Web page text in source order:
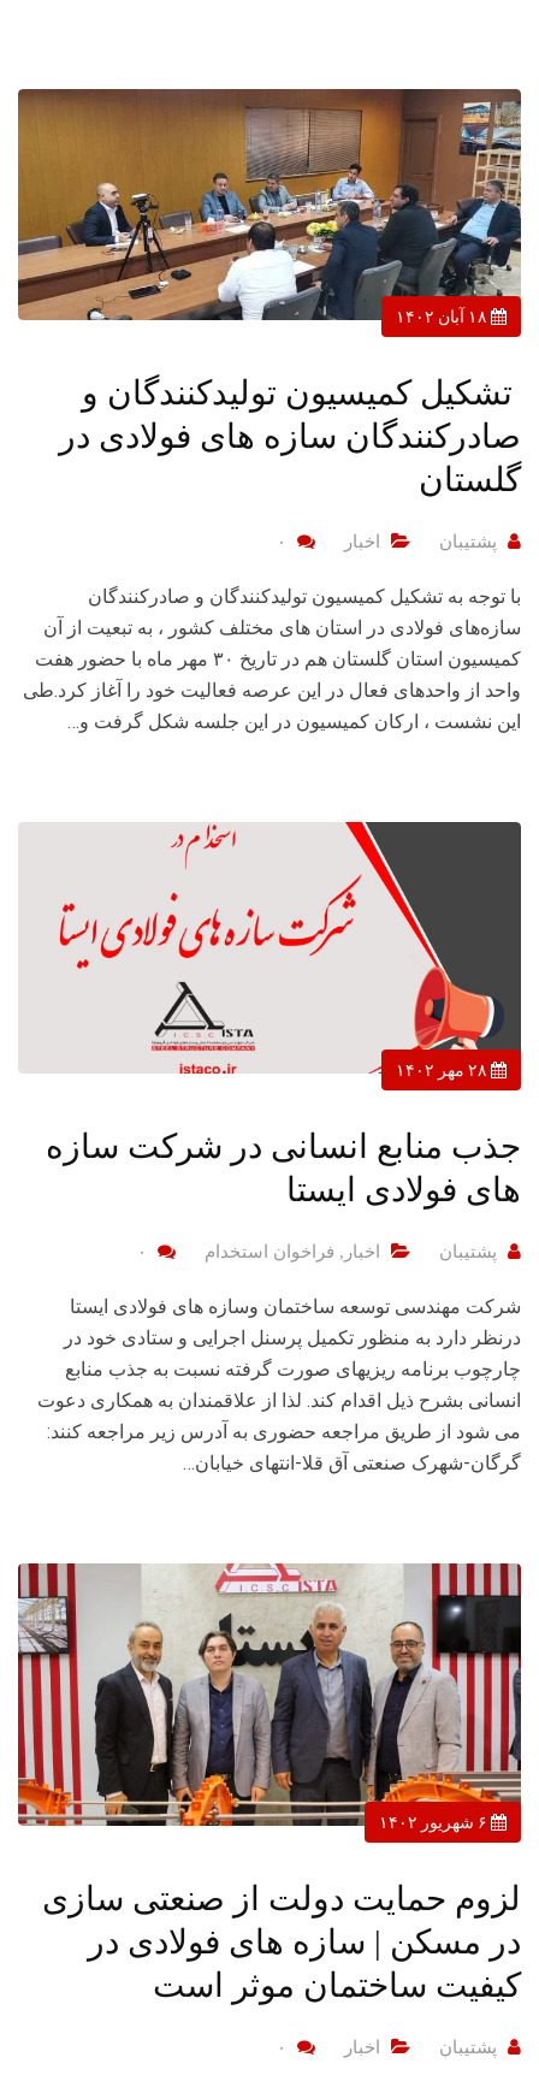
تشکیل کمیسیون تولیدکنندگان و
صادرکنندگان سازه های فولادی در
گلستان
پشتیبان اخبار ۰
با توجه به تشکیل کمیسیون تولیدکنندگان و صادرکنندگان
سازه‌های فولادی در استان های مختلف کشور ، به تبعیت از آن
کمیسیون استان گلستان هم در تاریخ ۳۰ مهر ماه با حضور هفت
واحد از واحدهای فعال در این عرصه فعالیت خود را آغاز کرد.طی
این نشست ، ارکان کمیسیون در این جلسه شکل گرفت و…
جذب منابع انسانی در شرکت سازه
های فولادی ایستا
پشتیبان اخبار , فراخوان استخدام ۰
شرکت مهندسی توسعه ساختمان وسازه های فولادی ایستا
درنظر دارد به منظور تکمیل پرسنل اجرایی و ستادی خود در
چارچوب برنامه ریزیهای صورت گرفته نسبت به جذب منابع
انسانی بشرح ذیل اقدام کند. لذا از علاقمندان به همکاری دعوت
می شود از طریق مراجعه حضوری به آدرس زیر مراجعه کنند:
گرگان-شهرک صنعتی آق قلا-انتهای خیابان…
لزوم حمایت دولت از صنعتی سازی
در مسکن | سازه های فولادی در
کیفیت ساختمان موثر است
پشتیبان اخبار ۰